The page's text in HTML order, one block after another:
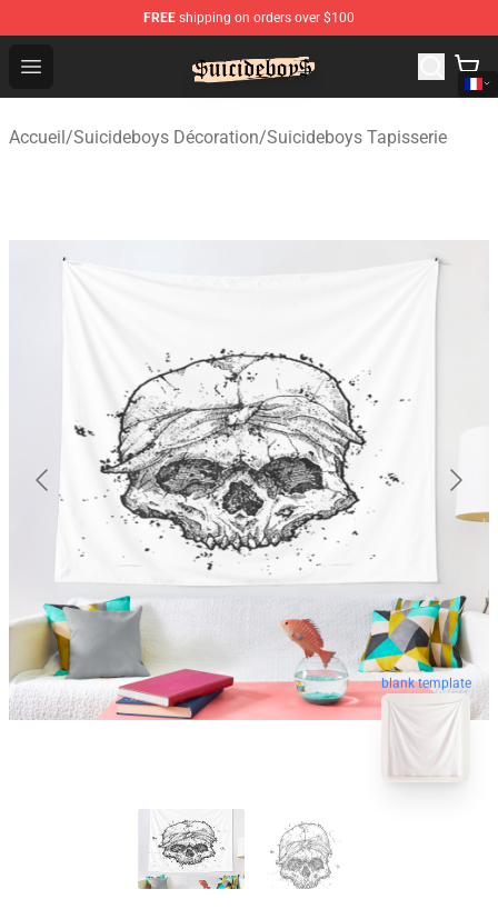
FREE shipping on orders over $100
Open menu
$uicideboy$ Shop - Official $uicideboy$ Merchandise
Accueil/Suicideboys Décoration/Suicideboys Tapisserie
blank template